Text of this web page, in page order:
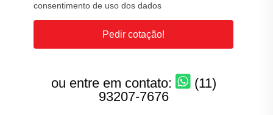
consentimento de uso dos dados
Pedir cotação!
ou entre em contato:
(11)
93207-7676